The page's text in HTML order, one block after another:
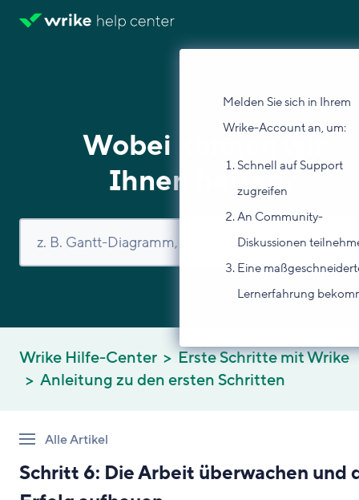
Melden Sie sich in Ihrem
Wrike-Account an, um:
Schnell auf Support
zugreifen
An Community-
Diskussionen
Eine
Lernerfahrung
Wobei können wir
Ihnen helfen?
Wrike Hilfe-Center
Erste Schritte mit Wrike
Anleitung zu den ersten Schritten
Alle Artikel
Schritt 6: Die Arbeit überwachen und